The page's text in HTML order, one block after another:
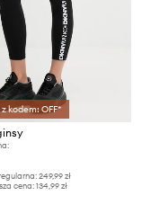
kodem: OFF*
249,99 zł
cena:134,99 zł